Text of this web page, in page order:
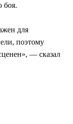
боя.
для
поэтому
— сказал